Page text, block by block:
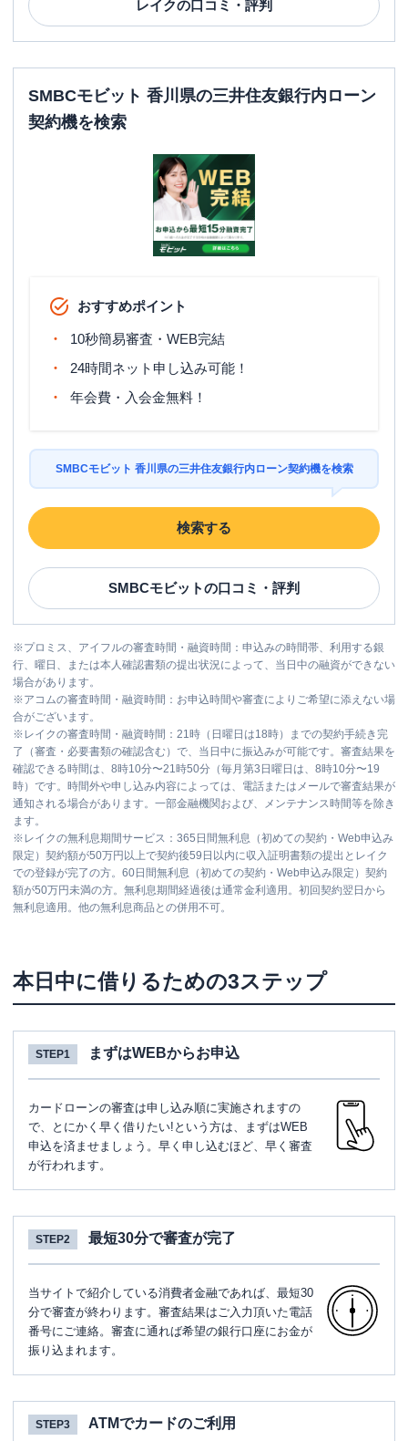
レイクの口コミ・評判
SMBCモビット 香川県の三井住友銀行内ローン
契約機を検索
おすすめポイント
10秒簡易審査・WEB完結
24時間ネット申し込み可能！
年会費・入会金無料！
SMBCモビット 香川県の三井住友銀行内ローン契約機を検索
検索する
SMBCモビットの口コミ・評判
※プロミス、アイフルの審査時間・融資時間：申込みの時間帯、利用する銀
行、曜日、または本人確認書類の提出状況によって、当日中の融資ができない
場合があります。
※アコムの審査時間・融資時間：お申込時間や審査によりご希望に添えない場
合がございます。
※ レイクの審査時間・融資時間：21時（日曜日は18時）までの契約手続き完
了（審査・必要書類の確認含む）で、当日中に振込みが可能です。審査結果を
確認できる時間は、8時10分〜21時50分（毎月第3日曜日は、8時10分〜19
時）です。時間外や申し込み内容によっては、電話またはメールで審査結果が
通知される場合があります。一部金融機関および、メンテナンス時間等を除き
ます。
※ レイクの無利息期間サービス：365日間無利息（初めての契約・Web申込み
限定）契約額が50万円以上で契約後59日以内に収入証明書類の提出とレイク
での登録が完了の方。60日間無利息（初めての契約・Web申込み限定）契約
額が50万円未満の方。無利息期間経過後は通常金利適用。初回契約翌日から
無利息適用。他の無利息商品との併用不可。
本日中に借りるための3ステップ
STEP1 まずはWEBからお申込
カードローンの審査は申し込み順に実施されますの
で、とにかく早く借りたい!という方は、まずはWEB
申込を済ませましょう。早く申し込むほど、早く審査
が行われます。
STEP2 最短30分で審査が完了
当サイトで紹介している消費者金融であれば、最短30
分で審査が終わります。審査結果はご入力頂いた電話
番号にご連絡。審査に通れば希望の銀行口座にお金が
振り込まれます。
STEP3 ATMでカードのご利用